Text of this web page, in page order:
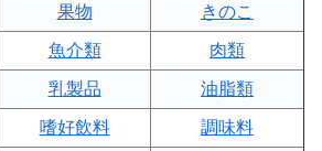
果物 きのこ
魚介類 肉類
乳製品 油脂類
嗜好飲料 調味料